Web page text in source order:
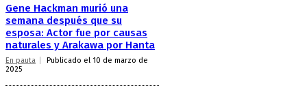
Gene Hackman murió una
semana después que su
esposa: Actor fue por causas
naturales y Arakawa por Hanta
En pauta
Publicado el 10 de marzo de
2025